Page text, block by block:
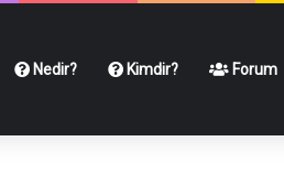
Nedir? Kimdir? Forum